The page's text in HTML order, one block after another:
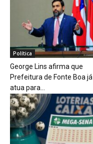
Política
George Lins afirma que
Prefeitura de Fonte Boa já
atua para...